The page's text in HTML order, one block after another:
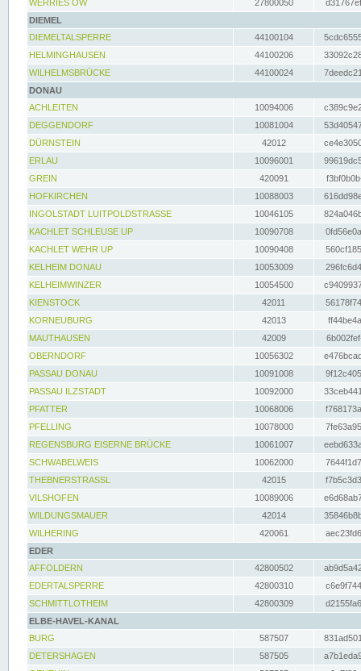
WERRIES OW
27800050
DIEMEL
DIEMELTALSPERRE
44100104
HELMINGHAUSEN
44100206
WILHELMSBRÜCKE
44100024
DONAU
ACHLEITEN
10094006
DEGGENDORF
10081004
DÜRNSTEIN
42012
ERLAU
10096001
GREIN
420091
HOFKIRCHEN
10088003
INGOLSTADT LUITPOLDSTRASSE
10046105
KACHLET SCHLEUSE UP
10090708
KACHLET WEHR UP
10090408
KELHEIM DONAU
10053009
KELHEIMWINZER
10054500
KIENSTOCK
42011
KORNEUBURG
42013
MAUTHAUSEN
42009
OBERNDORF
10056302
PASSAU DONAU
10091008
PASSAU ILZSTADT
10092000
PFATTER
10068006
PFELLING
10078000
REGENSBURG EISERNE BRÜCKE
10061007
SCHWABELWEIS
10062000
THEBNERSTRASSL
42015
VILSHOFEN
10089006
WILDUNGSMAUER
42014
WILHERING
420061
EDER
AFFOLDERN
42800502
EDERTALSPERRE
42800310
SCHMITTLOTHEIM
42800309
ELBE-HAVEL-KANAL
BURG
587507
DETERSHAGEN
587505